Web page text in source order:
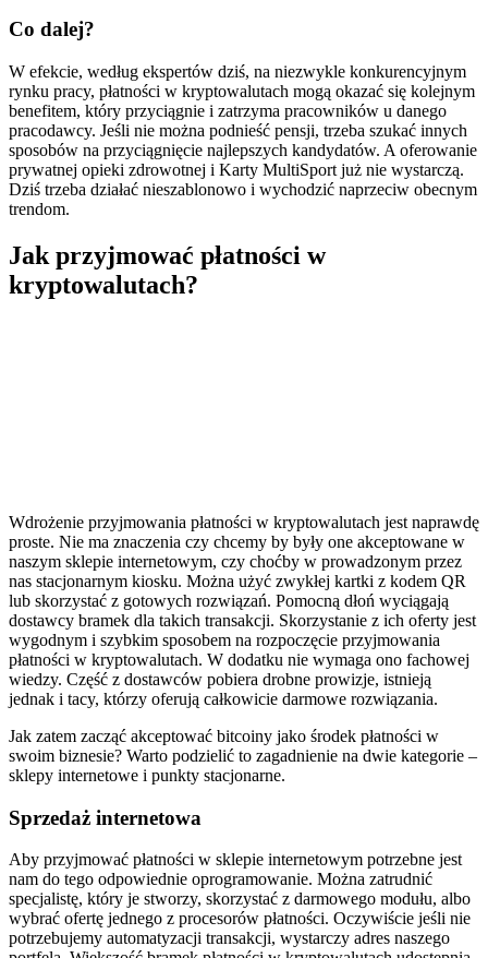
Co dalej?
W efekcie, według ekspertów dziś, na niezwykle konkurencyjnym
rynku pracy, płatności w kryptowalutach mogą okazać się kolejnym
benefitem, który przyciągnie i zatrzyma pracowników u danego
pracodawcy. Jeśli nie można podnieść pensji, trzeba szukać innych
sposobów na przyciągnięcie najlepszych kandydatów. A oferowanie
prywatnej opieki zdrowotnej i Karty MultiSport już nie wystarczą.
Dziś trzeba działać nieszablonowo i wychodzić naprzeciw obecnym
trendom.
Jak przyjmować płatności w
kryptowalutach?
Wdrożenie przyjmowania płatności w kryptowalutach jest naprawdę
proste. Nie ma znaczenia czy chcemy by były one akceptowane w
naszym sklepie internetowym, czy choćby w prowadzonym przez
nas stacjonarnym kiosku. Można użyć zwykłej kartki z kodem QR
lub skorzystać z gotowych rozwiązań. Pomocną dłoń wyciągają
dostawcy bramek dla takich transakcji. Skorzystanie z ich oferty jest
wygodnym i szybkim sposobem na rozpoczęcie przyjmowania
płatności w kryptowalutach. W dodatku nie wymaga ono fachowej
wiedzy. Część z dostawców pobiera drobne prowizje, istnieją
jednak i tacy, którzy oferują całkowicie darmowe rozwiązania.
Jak zatem zacząć akceptować bitcoiny jako środek płatności w
swoim biznesie? Warto podzielić to zagadnienie na dwie kategorie –
sklepy internetowe i punkty stacjonarne.
Sprzedaż internetowa
Aby przyjmować płatności w sklepie internetowym potrzebne jest
nam do tego odpowiednie oprogramowanie. Można zatrudnić
specjalistę, który je stworzy, skorzystać z darmowego modułu, albo
wybrać ofertę jednego z procesorów płatności. Oczywiście jeśli nie
potrzebujemy automatyzacji transakcji, wystarczy adres naszego